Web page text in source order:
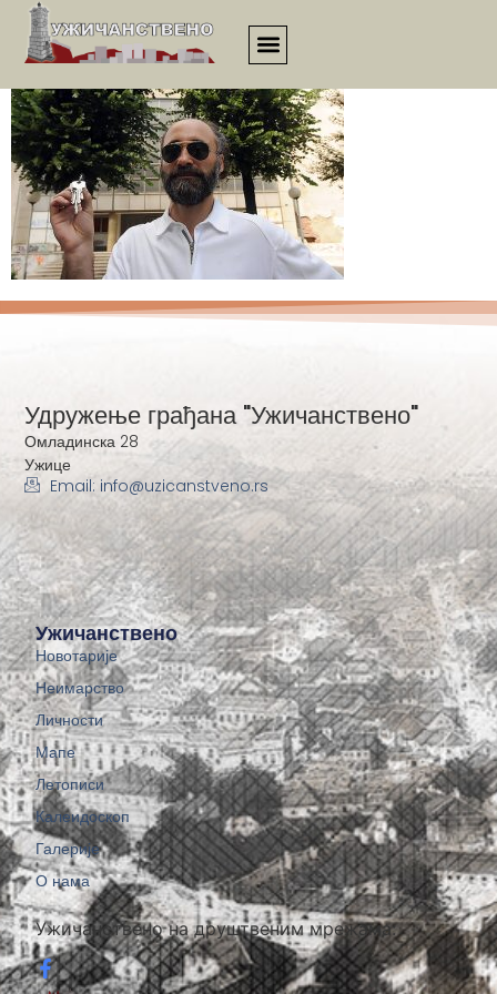
21vek_00005
Ужичанствено на друштвеним мрежама:
Ужичанствено
Новотарије
Неимарство
Личности
Мапе
Летописи
Калеидоскоп
Галерије
О нама
Удружење грађана "Ужичанствено"
Омладинска 28
Ужице
Email: info@uzicanstveno.rs